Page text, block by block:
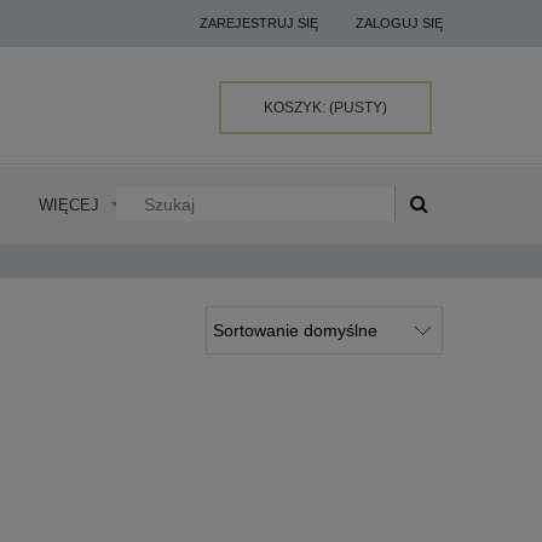
ZAREJESTRUJ SIĘ ZALOGUJ SIĘ
KOSZYK: (PUSTY)
WIĘCEJ